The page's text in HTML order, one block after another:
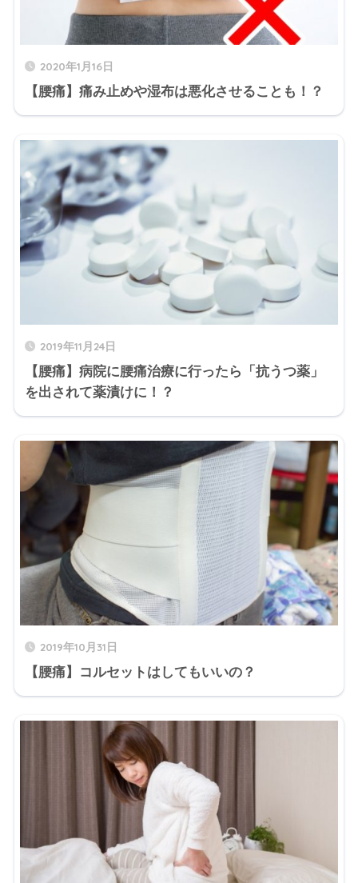
2020年1月16日
【腰痛】痛み止めや湿布は悪化させることも！？
2019年11月24日
【腰痛】病院に腰痛治療に行ったら「抗うつ薬」
を出されて薬漬けに！？
2019年10月31日
【腰痛】コルセットはしてもいいの？